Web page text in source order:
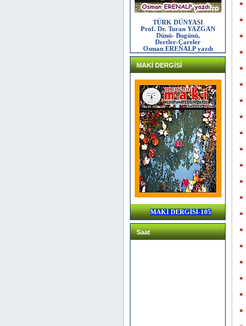
TÜRK DÜNYASI
Prof. Dr. Turan YAZGAN
Dünü- Bugünü,
Dertler-Çareler
Osman ERENALP yazdı
MAKİ DERGİSİ
MAKİ DERGİSİ-105
Saat